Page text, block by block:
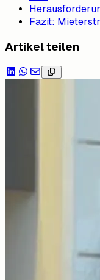
Fazit:
Artikel teilen